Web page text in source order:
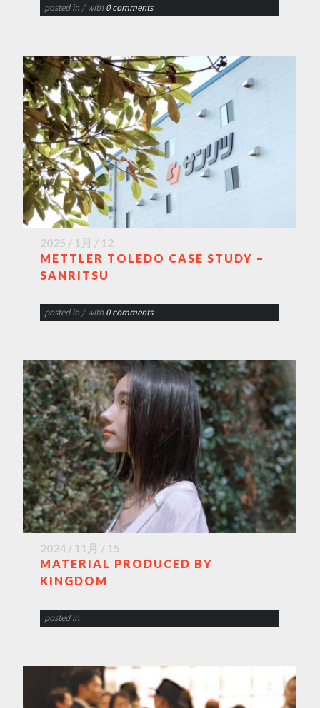
posted in / with 0 comments
2025 / 1月 / 12
METTLER TOLEDO CASE STUDY –
SANRITSU
posted in/ with 0 comments
2024 / 11月 / 15
MATERIAL PRODUCED BY
KINGDOM
posted in